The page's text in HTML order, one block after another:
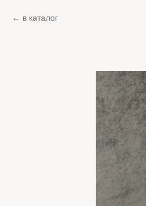
в каталог